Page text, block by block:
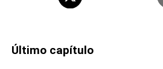
Último capítulo